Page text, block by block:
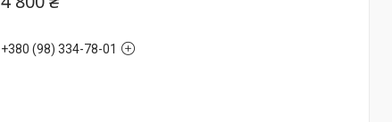
+380 (98) 334-78-01